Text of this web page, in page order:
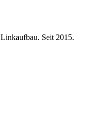
Seit 2015.